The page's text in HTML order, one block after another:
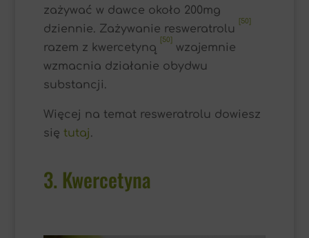
zażywać w dawce około 200mg
dziennie. Zażywanie resweratrolu
[50]
razem z kwercetyną
[50]
wzajemnie
wzmacnia działanie obydwu
substancji.
Więcej na temat resweratrolu dowiesz
się tutaj.
3. Kwercetyna